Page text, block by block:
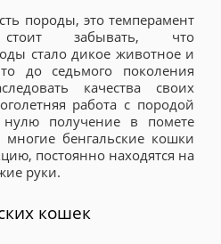
породы, это темперамент
забывать, что
стало дикое животное и
до седьмого поколения
качества своих
работа с породой
нулю получение в помете
бенгальские кошки
постоянно находятся на
руки.
кошек